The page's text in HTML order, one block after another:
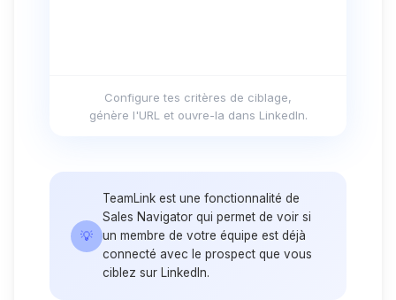
Configure tes critères de ciblage,
génère l'URL et ouvre-la dans LinkedIn.
💡
TeamLink est une fonctionnalité de
Sales Navigator qui permet de voir si
un membre de votre équipe est déjà
connecté avec le prospect que vous
ciblez sur LinkedIn.